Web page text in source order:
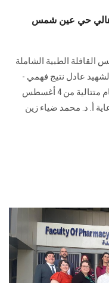
حي عين شمس
الطبية الشاملة
عادل نتيج فهمي -
الزهراء سابقًا، والتي تستمر على مدار 5 أيام متتالية ‏من 4 أغسطس
رعاية أ. د. محمد ضياء زين